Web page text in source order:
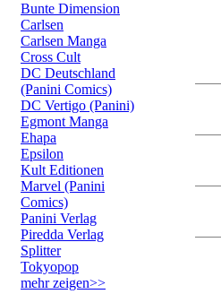
Bunte Dimension
Carlsen
Carlsen Manga
Cross Cult
DC Deutschland
(Panini Comics)
DC Vertigo (Panini)
Egmont Manga
Ehapa
Epsilon
Kult Editionen
Marvel (Panini
Comics)
Panini Verlag
Piredda Verlag
Splitter
Tokyopop
mehr zeigen>>